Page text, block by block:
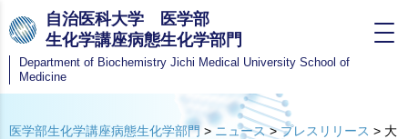
自治医科大学 医学部
生化学講座病態生化学部門
Department of Biochemistry Jichi Medical University School of
Medicine
医学部生化学講座病態生化学部門> ニュース>プレスリリース > 大